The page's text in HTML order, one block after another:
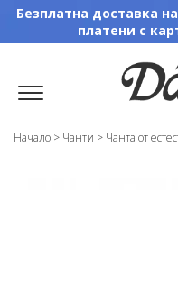
Безплатна доставка
платени с
Начало > Чанти > Чанта от